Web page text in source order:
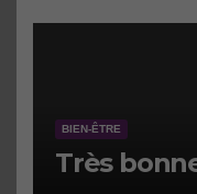
BIEN-ÊTRE
Très